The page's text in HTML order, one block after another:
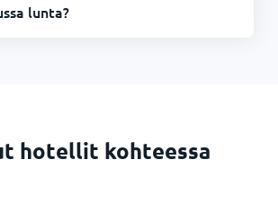
lunta?
hotellit kohteessa